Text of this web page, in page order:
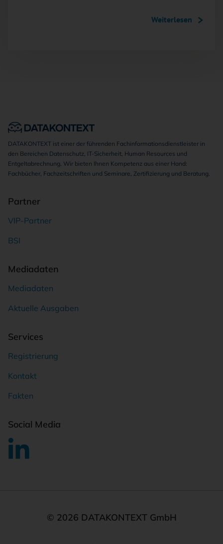
Weiterlesen
DATAKONTEXT ist einer der führenden Fachinformationsdienstleister in
den Bereichen Datenschutz, IT-Sicherheit, Human Resources und
Entgeltabrechnung. Wir bieten Ihnen Kompetenz aus einer Hand:
Fachbücher, Fachzeitschriften und Seminare, Zertifizierung und Beratung.
Partner
VIP-Partner
BSI
Mediadaten
Mediadaten
Aktuelle Ausgaben
Services
Registrierung
Kontakt
Fakten
Social Media
© 2026 DATAKONTEXT GmbH